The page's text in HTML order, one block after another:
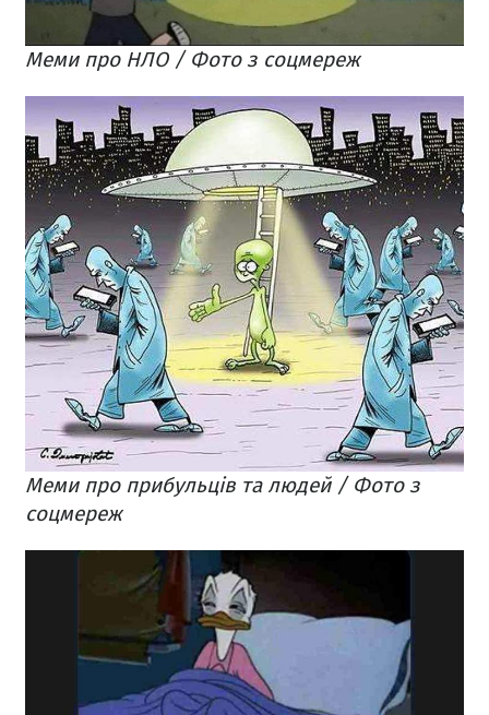
Меми про НЛО / Фото з соцмереж
Меми про прибульців та людей / Фото з
соцмереж